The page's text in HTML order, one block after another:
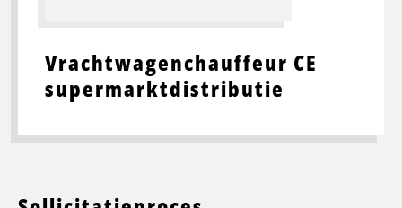
Vrachtwagenchauffeur CE
supermarktdistributie